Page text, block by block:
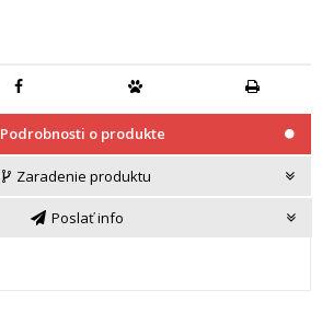
Podrobnosti o produkte
Zaradenie produktu
Poslať info